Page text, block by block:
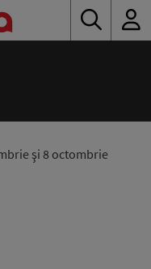
şi 8 octombrie